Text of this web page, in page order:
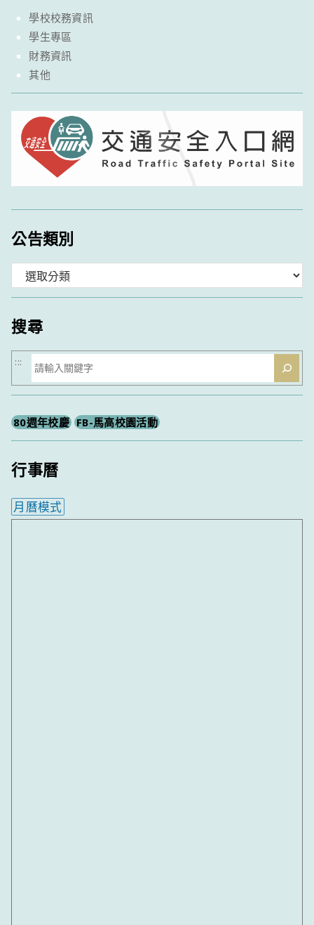
學校校務資訊
學生專區
財務資訊
其他
公告類別
類
搜尋
搜
尋
:::
80週年校慶 FB-馬高校園活動
行事曆
月曆模式